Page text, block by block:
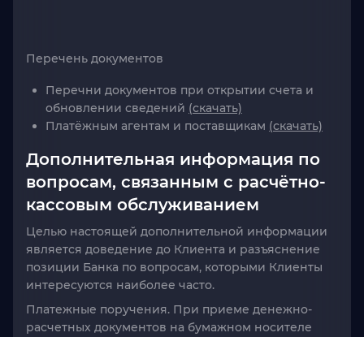
Перечень документов
Перечни документов при открытии счета и
обновлении сведений (скачать)
Платёжным агентам и поставщикам (скачать)
Дополнительная информация по
вопросам, связанным с расчётно-
кассовым обслуживанием
Целью настоящей дополнительной информации
является доведение до Клиента и разъяснение
позиции Банка по вопросам, которыми Клиенты
интересуются наиболее часто.
Платежные поручения. При приеме денежно-
расчетных документов на бумажном носителе